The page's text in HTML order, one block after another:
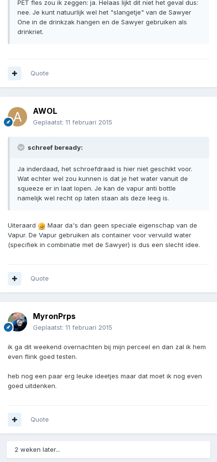
PET fles zou ik zeggen: ja. Helaas lijkt dit niet het geval dus:
nee. Je kunt natuurlijk wel het "slangetje" van de Sawyer
One in de drinkzak hangen en de Sawyer gebruiken als
drinkriet.
Quote
AWOL
Geplaatst: 11 februari 2015
schreef beready:
Ja inderdaad, het schroefdraad is hier niet geschikt voor.
Wat echter wel zou kunnen is dat je het water vanuit de
squeeze er in laat lopen. Je kan de vapur anti bottle
namelijk wel recht op laten staan als deze leeg is.
Uiteraard
Maar da's dan geen speciale eigenschap van de
Vapur. De Vapur gebruiken als container voor vervuild water
(specifiek in combinatie met de Sawyer) is dus een slecht idee.
Quote
MyronPrps
Geplaatst: 11 februari 2015
ik ga dit weekend overnachten bij mijn perceel en dan zal ik hem
even flink goed testen.
heb nog een paar erg leuke ideetjes maar dat moet ik nog even
goed uitdenken.
Quote
2 weken later...